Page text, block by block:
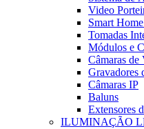
Video
Smart
Tomadas
Módulos e
Câmaras de
Gravadores
Câmaras IP
Baluns
Extensores
ILUMINAÇÃO